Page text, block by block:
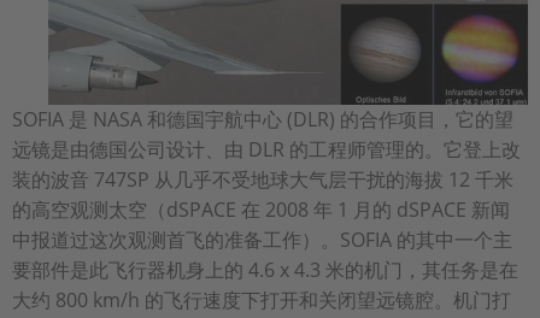
SOFIA 是 NASA 和德国宇航中心 (DLR) 的合作项目，它的望
远镜是由德国公司设计、由 DLR 的工程师管理的。它登上改
装的波音 747SP 从几乎不受地球大气层干扰的海拔 12 千米
的高空观测太空（dSPACE 在 2008 年 1 月的 dSPACE 新闻
中报道过这次观测首飞的准备工作）。SOFIA 的其中一个主
要部件是此飞行器机身上的 4.6 x 4.3 米的机门，其任务是在
大约 800 km/h 的飞行速度下打开和关闭望远镜腔。机门打